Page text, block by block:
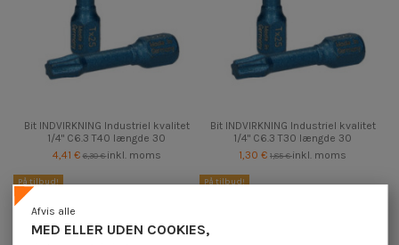
Bit INDVIRKNING Industriel kvalitet
1/4" C6.3 T40 længde 30
4,41 €6,30 €inkl. moms
Bit INDVIRKNING Industriel kvalitet
1/4" C6.3 T30 længde 30
1,30 € 1,85 €inkl. moms
På tilbud!
-30%
På tilbud!
MED ELLER UDEN COOKIES,
Afvis alle